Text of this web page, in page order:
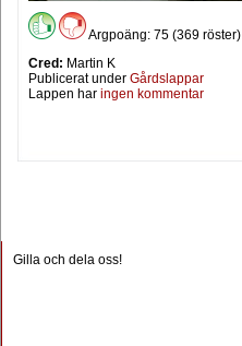
Argpoäng: 75 (369 röster)
Cred: Martin K
Publicerat under Gårdslappar
Lappen har ingen kommentar
Gilla och dela oss!